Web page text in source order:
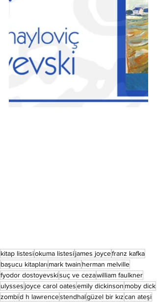
kitap listesiokuma listesijames joycefranz kafka
başucu kitaplarımark twain herman melville
fyodor dostoyevskisuç ve cezawilliam faulkner
ulysses joyce carol oatesemily dickinson moby dick
zombid h lawrencestendhalgüzel bir kızcan ateşi